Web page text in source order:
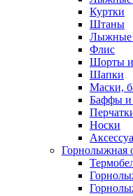
Куртки
Штаны
Лыжные
Флис
Шорты
Шапки
Маски,
Баффы и
Носки
Горнолыжная